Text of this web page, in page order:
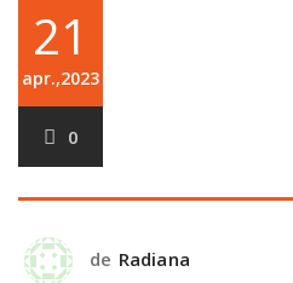
21
apr.,2023
0
de Radiana